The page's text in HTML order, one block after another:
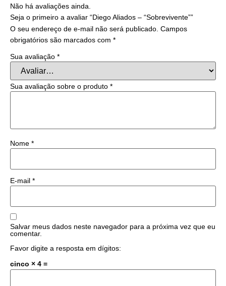
Não há avaliações ainda.
Seja o primeiro a avaliar “Diego Aliados – “Sobrevivente””
O seu endereço de e-mail não será publicado. Campos
obrigatórios são marcados com *
Sua avaliação *
Sua avaliação sobre o produto *
Nome *
E-mail *
Salvar meus dados neste navegador para a próxima vez que eu
comentar.
Favor digite a resposta em dígitos:
cinco × 4 =